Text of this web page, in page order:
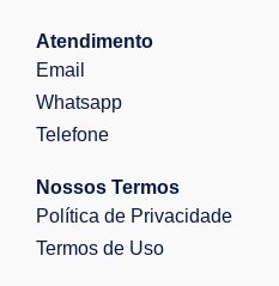
Atendimento
Email
Whatsapp
Telefone
Nossos Termos
Política de Privacidade
Termos de Uso